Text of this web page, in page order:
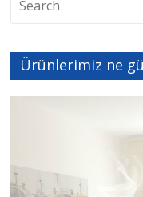
Ürünlerimiz ne